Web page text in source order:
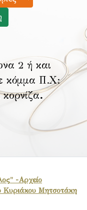
2 ή και
κόμμα Π.Χ:
.
-Αρχείο
Κυριάκου Μητσοτάκη